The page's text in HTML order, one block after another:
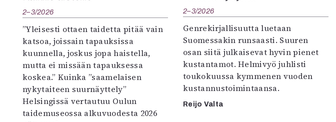
2–3/2026
”Yleisesti ottaen taidetta pitää vain
katsoa, joissain tapauksissa
kuunnella, joskus jopa haistella,
mutta ei missään tapauksessa
koskea.” Kuinka ”saamelaisen
nykytaiteen suurnäyttely”
Helsingissä vertautuu Oulun
taidemuseossa alkuvuodesta 2026
2–3/2026
Genrekirjallisuutta luetaan
Suomessakin runsaasti. Suuren
osan siitä julkaisevat hyvin pienet
kustantamot. Helmivyö juhlisti
toukokuussa kymmenen vuoden
kustannustoimintaansa.
Reijo Valta